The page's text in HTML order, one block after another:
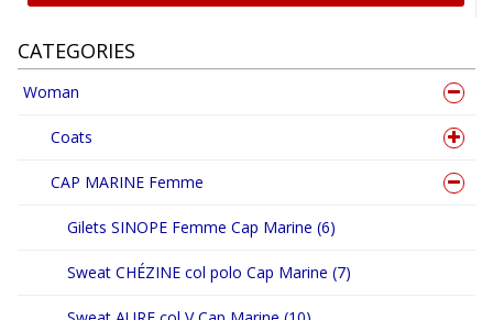
CATEGORIES
Woman
Coats
CAP MARINE Femme
Gilets SINOPE Femme Cap Marine (6)
Sweat CHÉZINE col polo Cap Marine (7)